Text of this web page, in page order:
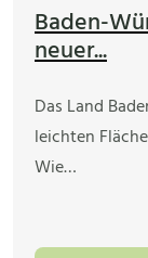
Baden-
neuer...
Das Land
leichten
Wie…